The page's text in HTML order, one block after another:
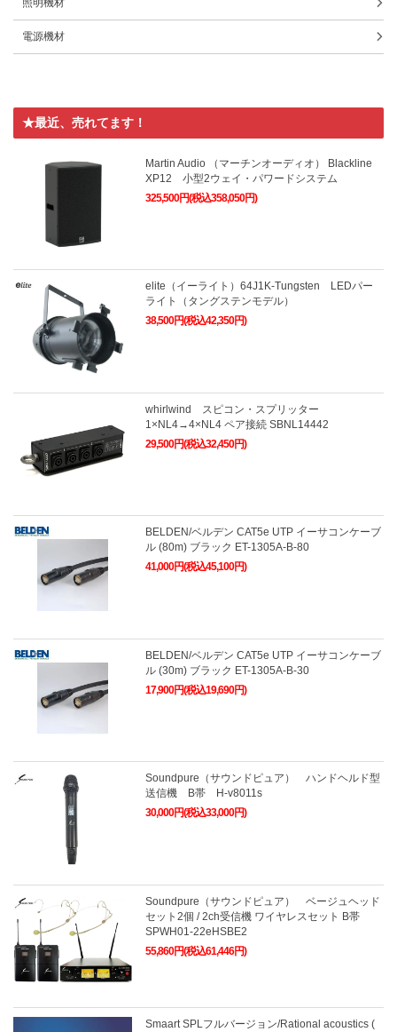
照明機材
電源機材
★最近、売れてます！
Martin Audio （マーチンオーディオ） Blackline
XP12 小型2ウェイ・パワードシステム
325,500円(税込358,050円)
elite（イーライト）64J1K-Tungsten LEDパー
ライト（タングステンモデル）
38,500円(税込42,350円)
whirlwind スピコン・スプリッター
1×NL4→4×NL4 ペア接続 SBNL14442
29,500円(税込32,450円)
BELDEN/ベルデン CAT5e UTP イーサコンケーブ
ル (80m) ブラック ET-1305A-B-80
41,000円(税込45,100円)
BELDEN/ベルデン CAT5e UTP イーサコンケーブ
ル (30m) ブラック ET-1305A-B-30
17,900円(税込19,690円)
Soundpure（サウンドピュア） ハンドヘルド型
送信機 B帯 H-v8011s
30,000円(税込33,000円)
Soundpure（サウンドピュア） ベージュヘッド
セット2個 / 2ch受信機 ワイヤレスセット B帯
SPWH01-22eHSBE2
55,860円(税込61,446円)
Smaart SPLフルバージョン/Rational acoustics (